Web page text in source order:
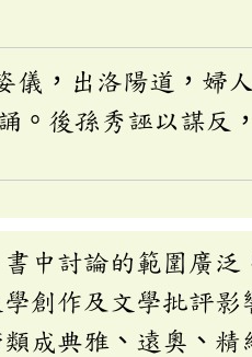
儀，出洛陽道，婦
。後孫秀誣以謀反
中討論的範圍廣泛
創作及文學批評影
成典雅、遠奧、精